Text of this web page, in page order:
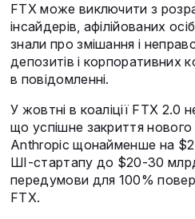
FTX може виключити з
інсайдерів, афілійованих
знали про змішання і
депозитів і корпоративних
в повідомленні.
У жовтні в коаліції FTX 2.0
що успішне закриття
Anthropic щонайменше на $2
ШІ-стартапу до $20-30
передумови для 100%
FTX.